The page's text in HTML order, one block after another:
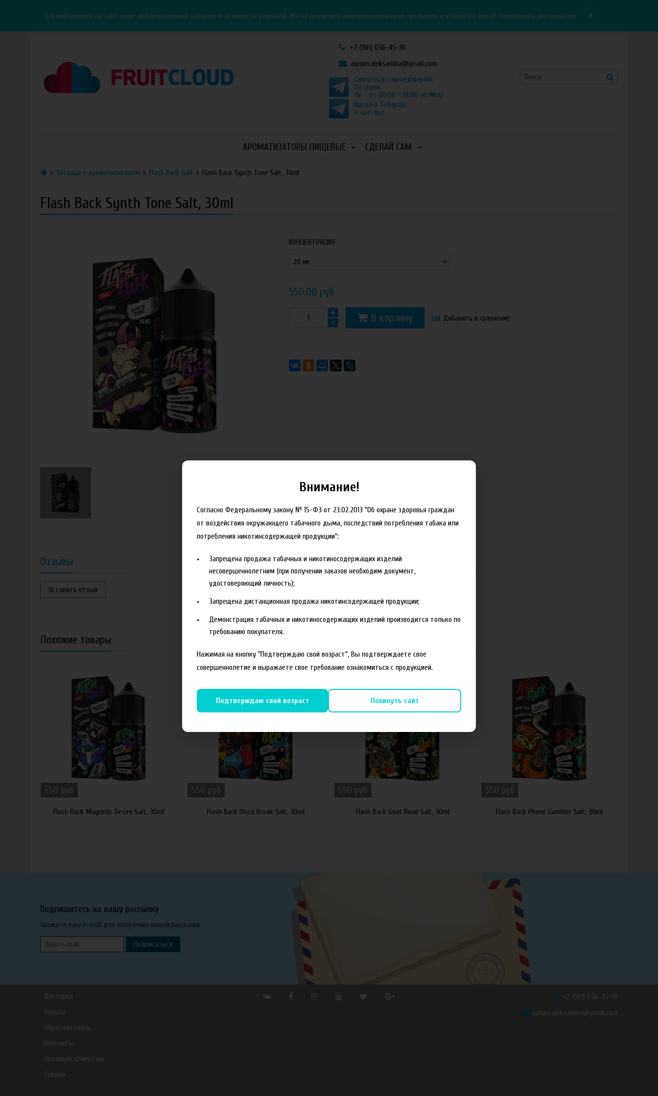
Вся информация на сайте носит информационный характер и не является рекламой. Мы не реализуем никотиносодержащую продукцию и устройства для её потребления дистанционно. ×
+7 (981) 036-45-81
aurum.aleksandra@gmail.com
Связаться с менеджером.
На связи:
Пн - пт (10:00 - 18:00 по Мск)
Канал в Telegram
+ чат-бот.
АРОМАТИЗАТОРЫ ПИЩЕВЫЕ СДЕЛАЙ САМ
Готовые с ароматизатором Flash Back Salt Flash Back Synth Tone Salt, 30ml
Flash Back Synth Tone Salt, 30ml
КОНЦЕНТРАЦИЯ
550.00 руб
В корзину Добавить в сравнение
Отзывы
Оставить отзыв
Похожие товары
550 руб
Flash Back Magnetic Desire Salt, 30ml
550 руб
Flash Back Disco Break Salt, 30ml
550 руб
Flash Back Goat Road Salt, 30ml
550 руб
Flash Back Phone Gambler Salt, 30ml
Подпишитесь на нашу рассылку
Укажите ваш e-mail для получения нашей рассылки
Подписаться
Доставка
Оплата
Обратная связь
Контакты
Оптовым клиентам
Скидки
+7 (981) 036-45-81
aurum.aleksandra@gmail.com
Внимание!
Согласно Федеральному закону № 15-ФЗ от 23.02.2013 "Об охране здоровья граждан
от воздействия окружающего табачного дыма, последствий потребления табака или
потребления никотинсодержащей продукции":
Запрещена продажа табачных и никотиносодержащих изделий
несовершеннолетним (при получении заказов необходим документ,
удостоверяющий личность);
Запрещена дистанционная продажа никотинсодержащей продукции;
Демонстрация табачных и никотиносодержащих изделий производится только по
требованию покупателя.
Нажимая на кнопку "Подтверждаю свой возраст", Вы подтверждаете свое
совершеннолетие и выражаете свое требование ознакомиться с продукцией.
Подтверждаю свой возраст Покинуть сайт